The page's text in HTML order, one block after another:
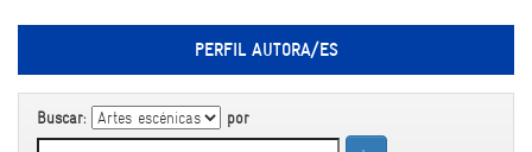
PERFIL AUTORA/ES
Buscar: por